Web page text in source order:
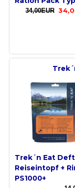
34,00EUR
Trek´n Eat
Reiseintopf +
PS1000+